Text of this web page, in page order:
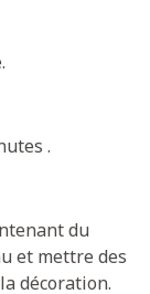
.
du
et mettre des
décoration.